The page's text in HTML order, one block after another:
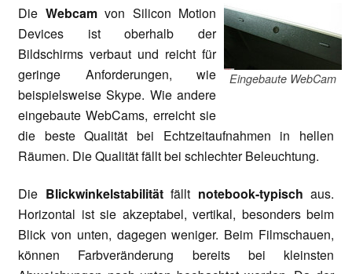
Eingebaute WebCam
Die Webcamvon Silicon Motion
Devices ist oberhalb der
Bildschirms verbaut und reicht für
geringe Anforderungen, wie
beispielsweise Skype. Wie andere
eingebaute WebCams, erreicht sie
die beste Qualität bei Echtzeitaufnahmen in hellen
Räumen. Die Qualität fällt bei schlechter Beleuchtung.
Die Blickwinkelstabilitätfällt notebook-typisch aus.
Horizontal ist sie akzeptabel, vertikal, besonders beim
Blick von unten, dagegen weniger. Beim Filmschauen,
können Farbveränderung bereits bei kleinsten